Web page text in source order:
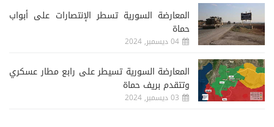
المعارضة السورية تسطر الإنتصارات على أبواب
حماة
04 ديسمبر, 2024
المعارضة السورية تسيطر على رابع مطار عسكري
وتتقدم بريف حماة
03 ديسمبر, 2024